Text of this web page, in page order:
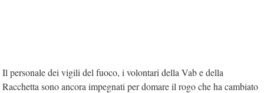
Il personale dei vigili del fuoco, i volontari della Vab e della
Racchetta sono ancora impegnati per domare il rogo che ha cambiato